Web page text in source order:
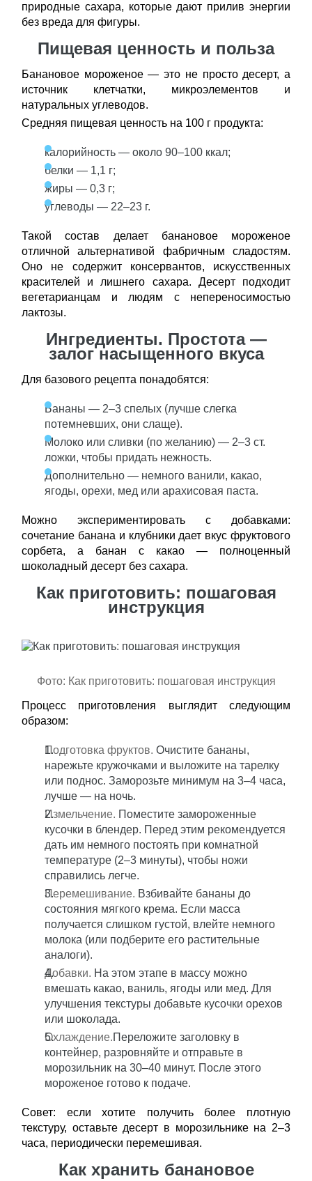
природные сахара, которые дают прилив энергии
без вреда для фигуры.
Пищевая ценность и польза
Банановое мороженое — это не просто десерт, а
источник клетчатки, микроэлементов и
натуральных углеводов.
Средняя пищевая ценность на 100 г продукта:
калорийность — около 90–100 ккал;
белки — 1,1 г;
жиры — 0,3 г;
углеводы — 22–23 г.
Такой состав делает банановое мороженое
отличной альтернативой фабричным сладостям.
Оно не содержит консервантов, искусственных
красителей и лишнего сахара. Десерт подходит
вегетарианцам и людям с непереносимостью
лактозы.
Ингредиенты. Простота —
залог насыщенного вкуса
Для базового рецепта понадобятся:
Бананы — 2–3 спелых (лучше слегка
потемневших, они слаще).
Молоко или сливки (по желанию) — 2–3 ст.
ложки, чтобы придать нежность.
Дополнительно — немного ванили, какао,
ягоды, орехи, мед или арахисовая паста.
Можно экспериментировать с добавками:
сочетание банана и клубники дает вкус фруктового
сорбета, а банан с какао — полноценный
шоколадный десерт без сахара.
Как приготовить: пошаговая
инструкция
Фото: Как приготовить: пошаговая инструкция
Процесс приготовления выглядит следующим
образом:
Подготовка фруктов. Очистите бананы,
нарежьте кружочками и выложите на тарелку
или поднос. Заморозьте минимум на 3–4 часа,
лучше — на ночь.
Измельчение. Поместите замороженные
кусочки в блендер. Перед этим рекомендуется
дать им немного постоять при комнатной
температуре (2–3 минуты), чтобы ножи
справились легче.
Перемешивание. Взбивайте бананы до
состояния мягкого крема. Если масса
получается слишком густой, влейте немного
молока (или подберите его растительные
аналоги).
Добавки. На этом этапе в массу можно
вмешать какао, ваниль, ягоды или мед. Для
улучшения текстуры добавьте кусочки орехов
или шоколада.
Охлаждение.Переложите заголовку в
контейнер, разровняйте и отправьте в
морозильник на 30–40 минут. После этого
мороженое готово к подаче.
Совет: если хотите получить более плотную
текстуру, оставьте десерт в морозильнике на 2–3
часа, периодически перемешивая.
Как хранить банановое